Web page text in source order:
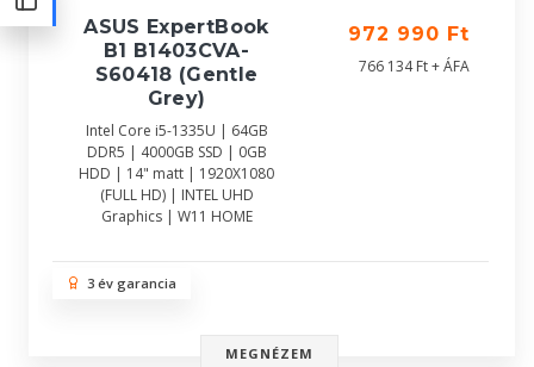
ASUS ExpertBook
B1 B1403CVA-
S60418 (Gentle
Grey)
Intel Core i5-1335U | 64GB
DDR5 | 4000GB SSD | 0GB
HDD | 14" matt | 1920X1080
(FULL HD) | INTEL UHD
Graphics | W11 HOME
972 990 Ft
766 134 Ft + ÁFA
3 év garancia
MEGNÉZEM